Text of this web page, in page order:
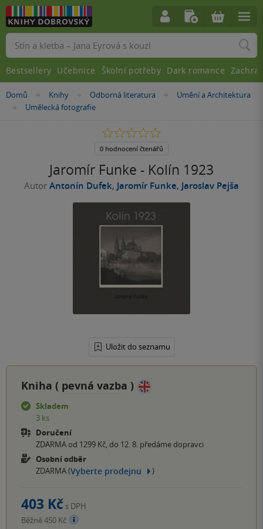
Nacházíte
Domů »Knihy »Odborná literatura »
Umění a Architektura
»
Umělecká fotografie
Jaromír Funke - Kolín 1923
Autor Antonín Dufek, Jaromír Funke, Jaroslav Pejša
Uložit do seznamu
0.0
5
0 hodnocení čtenářů
Kniha ( pevná vazba )
Skladem
3 ks
Doručení
ZDARMA od 1299 Kč, do 12. 8. předáme dopravci
Osobní odběr
ZDARMA (Vyberte prodejnu )
403 Kč s DPH
Běžně 450 Kč
Vyhledávání
Bestsellery Učebnice Školní potřeby Dark romance